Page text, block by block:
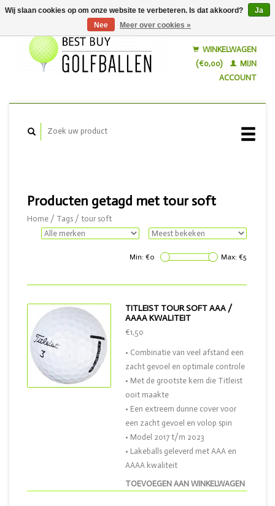
WINKELWAGEN
(€0,00)
MIJN
ACCOUNT
Producten getagd met tour soft
Home / Tags / tour soft
Min: €0 Max: €5
TITLEIST TOUR SOFT AAA /
AAAA KWALITEIT
TOEVOEGEN AAN WINKELWAGEN
€1,50
• Combinatie van veel afstand een
zacht gevoel en optimale controle
• Met de grootste kern die Titleist
ooit maakte
• Een extreem dunne cover voor
een zacht gevoel en volop spin
• Model 2017 t/m 2023
• Lakeballs geleverd met AAA en
AAAA kwaliteit
Wij slaan cookies op om onze website te verbeteren. Is dat akkoord?
Ja
Nee
Meer over cookies »